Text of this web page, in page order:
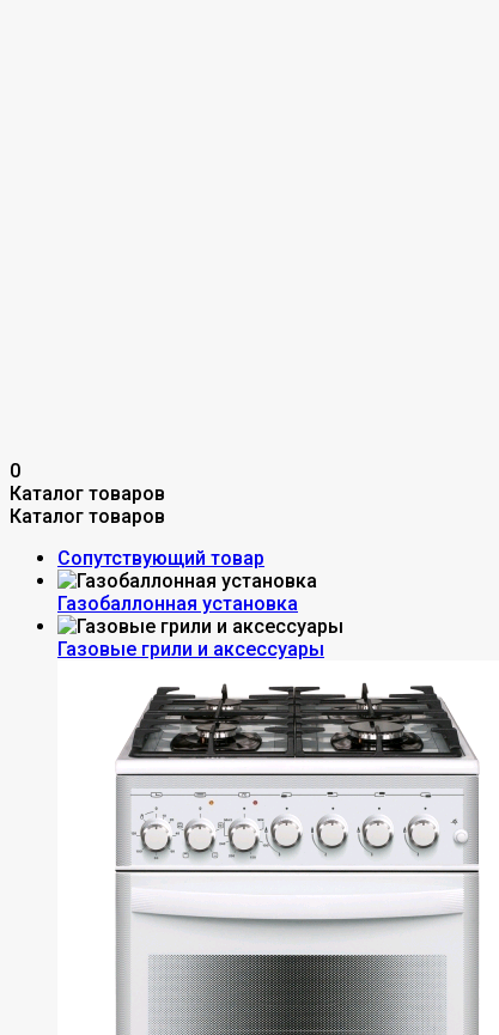
0
Каталог товаров
Каталог товаров
Сопутствующий товар
Газобаллонная установка
Газовые грили и аксессуары